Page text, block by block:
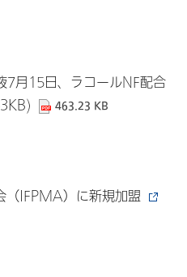
7月15日、ラコールNF配合
463.23 KB
（IFPMA）に新規加盟